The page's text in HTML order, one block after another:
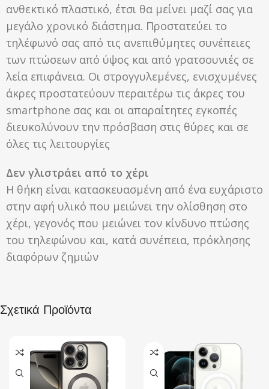
ανθεκτικό πλαστικό, έτσι θα μείνει μαζί σας για
μεγάλο χρονικό διάστημα. Προστατεύει το
τηλέφωνό σας από τις ανεπιθύμητες συνέπειες
των πτώσεων από ύψος και από γρατσουνιές σε
λεία επιφάνεια. Οι στρογγυλεμένες, ενισχυμένες
άκρες προστατεύουν περαιτέρω τις άκρες του
smartphone σας και οι απαραίτητες εγκοπές
διευκολύνουν την πρόσβαση στις θύρες και σε
όλες τις λειτουργίες
Δεν γλιστράει από το χέρι
Η θήκη είναι κατασκευασμένη από ένα ευχάριστο
στην αφή υλικό που μειώνει την ολίσθηση στο
χέρι, γεγονός που μειώνει τον κίνδυνο πτώσης
του τηλεφώνου και, κατά συνέπεια, πρόκλησης
διαφόρων ζημιών
Σχετικά Προϊόντα